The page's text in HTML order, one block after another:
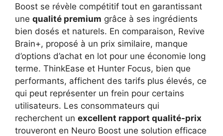
Boost se révèle compétitif tout en garantissant
une qualité premium grâce à ses ingrédients
bien dosés et naturels. En comparaison, Revive
Brain+, proposé à un prix similaire, manque
d’options d’achat en lot pour une économie long
terme. ThinkEase et Hunter Focus, bien que
performants, affichent des tarifs plus élevés, ce
qui peut représenter un frein pour certains
utilisateurs. Les consommateurs qui
recherchent un excellent rapport qualité-prix
trouveront en Neuro Boost une solution efficace